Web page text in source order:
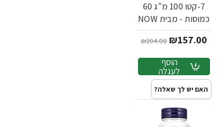
7-קטו 100 מ"ג 60
כמוסות - מבית NOW
FOODS
₪157.00
₪204.00
הוסף
לעגלה
האם יש לך שאלה?